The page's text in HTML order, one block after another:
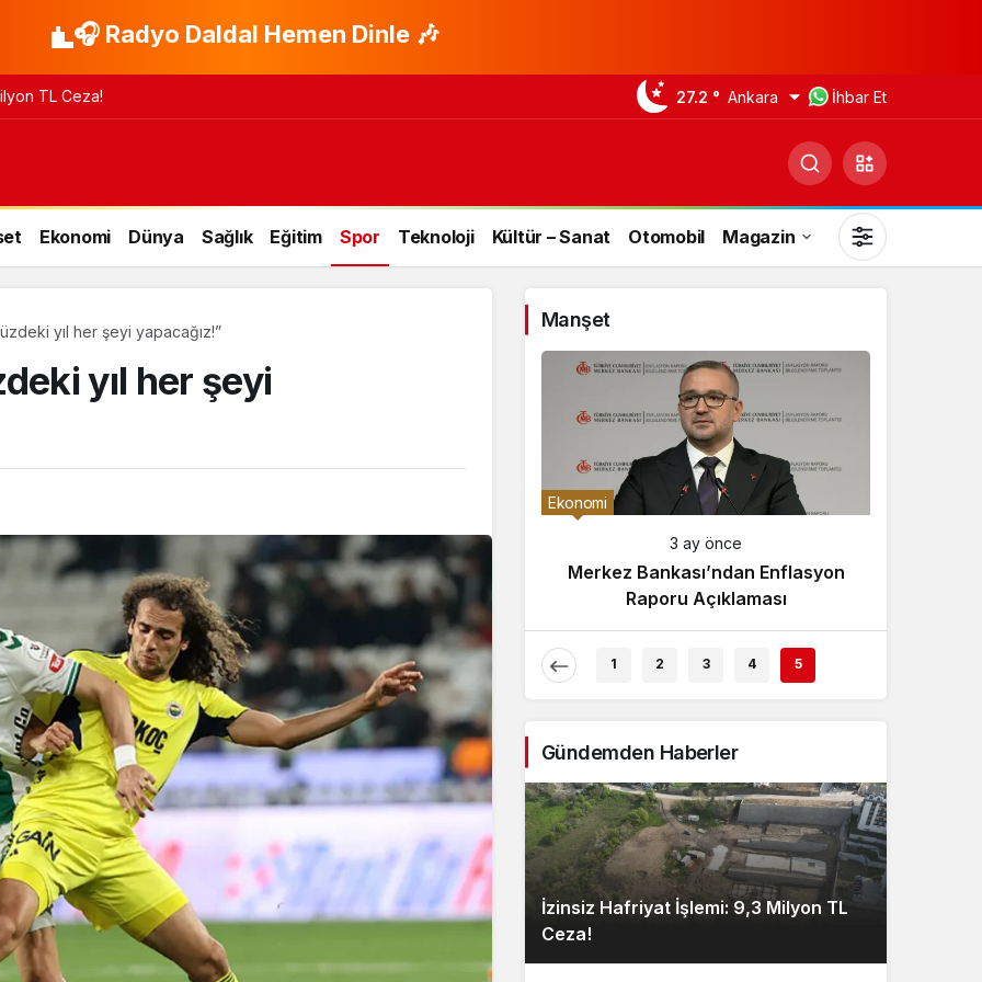
🎧 Radyo Daldal Hemen Dinle 🎶
TL Ceza! 27.2 ° Ankara İhbar Et
Ekonomi Dünya Sağlık Eğitim Spor Teknoloji Kültür – Sanat Otomobil Magazin
Gündüz Modu
Gündüz modunu seçin.
Gece Modu
Gece modunu seçin.
Sistem Modu
Sistem modunu seçin.
yıl her şeyi yapacağız!”
yıl her şeyi
Manşet
Tartışması
3 ay önce
Çaykur Rizespor, Beşiktaş’ı
Ağırlıyor!
Ekonomi
3 ay önce
Merkez Bankası’ndan Enflasyon
Raporu Açıklaması
1 2 3 4 5
Gündemden Haberler
İzinsiz Hafriyat İşlemi: 9,3 Milyon TL
Ceza!